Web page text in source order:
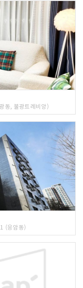
동, 불광트레비앙)
(응암동)